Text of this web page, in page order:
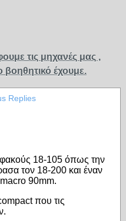
τις μηχανές μας ,
βοηθητικό έχουμε.
Replies
18-105 όπως την
τον 18-200 και έναν
90mm.
που τις